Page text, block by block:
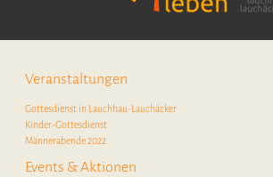
Veranstaltungen
Gottesdienst in Lauchhau-Lauchäcker
Kinder-Gottesdienst
Männerabende 2022
Events & Aktionen